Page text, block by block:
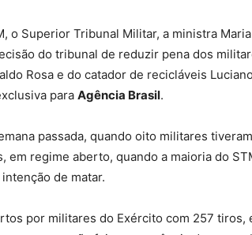
o Superior Tribunal Militar, a ministra
do tribunal de reduzir pena dos
Rosa e do catador de recicláveis
para Agência Brasil.
passada, quando oito militares
em regime aberto, quando a maioria do
de matar.
por militares do Exército com 257 tiros,